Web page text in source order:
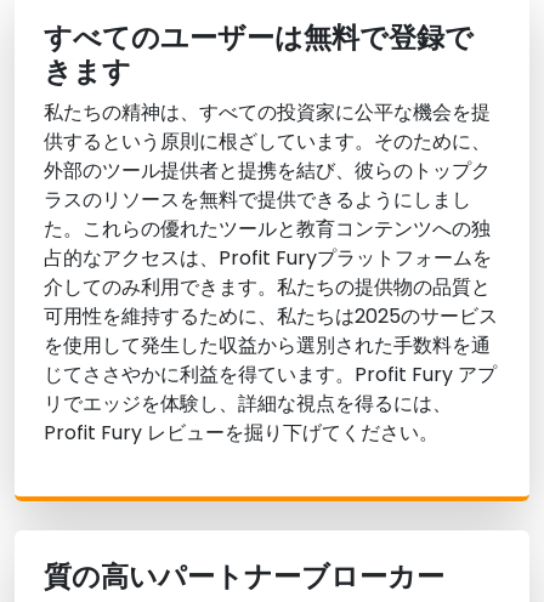
すべてのユーザーは無料で登録で
きます
私たちの精神は、すべての投資家に公平な機会を提
供するという原則に根ざしています。そのために、
外部のツール提供者と提携を結び、彼らのトップク
ラスのリソースを無料で提供できるようにしまし
た。これらの優れたツールと教育コンテンツへの独
占的なアクセスは、Profit Furyプラットフォームを
介してのみ利用できます。私たちの提供物の品質と
可用性を維持するために、私たちは2025のサービス
を使用して発生した収益から選別された手数料を通
じてささやかに利益を得ています。Profit Fury アプ
リでエッジを体験し、詳細な視点を得るには、
Profit Fury レビューを掘り下げてください。
質の高いパートナーブローカー